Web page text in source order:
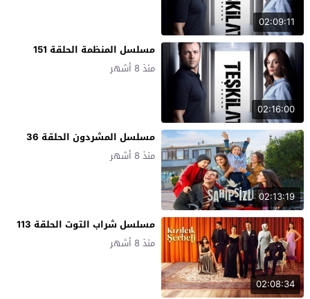
02:09:11
02:16:00
مسلسل المنظمة الحلقة 151
منذ 8 أشهر
02:13:19
مسلسل المشردون الحلقة 36
منذ 8 أشهر
02:08:34
مسلسل شراب التوت الحلقة 113
منذ 8 أشهر